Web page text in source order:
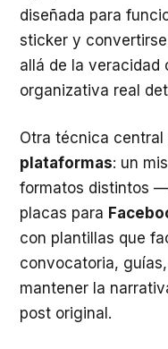
diseñada para
sticker y
allá de la veracidad
organizativa real
Otra técnica central
plataformas: un
formatos distintos
placas para
con plantillas que
convocatoria,
mantener la
post original.